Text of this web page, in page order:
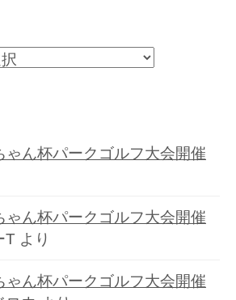
ゃん杯パークゴルフ大会開催
ゃん杯パークゴルフ大会開催
T より
ゃん杯パークゴルフ大会開催